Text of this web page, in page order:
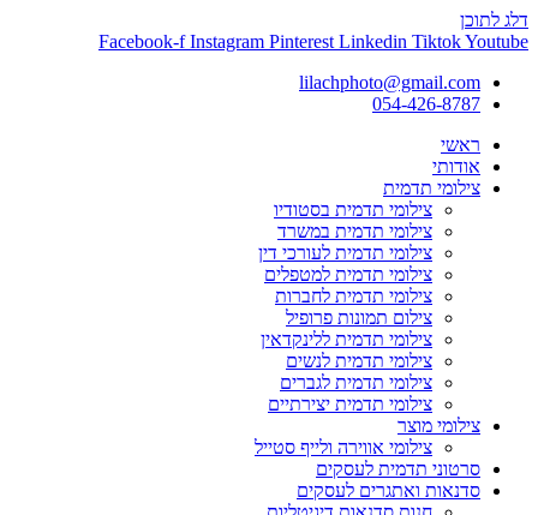
דלג לתוכן
Facebook-f Instagram Pinterest Linkedin TiktokYoutube
lilachphoto@gmail.com
054-426-8787
ראשי
אודותי
צילומי תדמית
צילומי תדמית בסטודיו
צילומי תדמית במשרד
צילומי תדמית לעורכי דין
צילומי תדמית למטפלים
צילומי תדמית לחברות
צילום תמונות פרופיל
צילומי תדמית ללינקדאין
צילומי תדמית לנשים
צילומי תדמית לגברים
צילומי תדמית יצירתיים
צילומי מוצר
צילומי אווירה ולייף סטייל
סרטוני תדמית לעסקים
סדנאות ואתגרים לעסקים